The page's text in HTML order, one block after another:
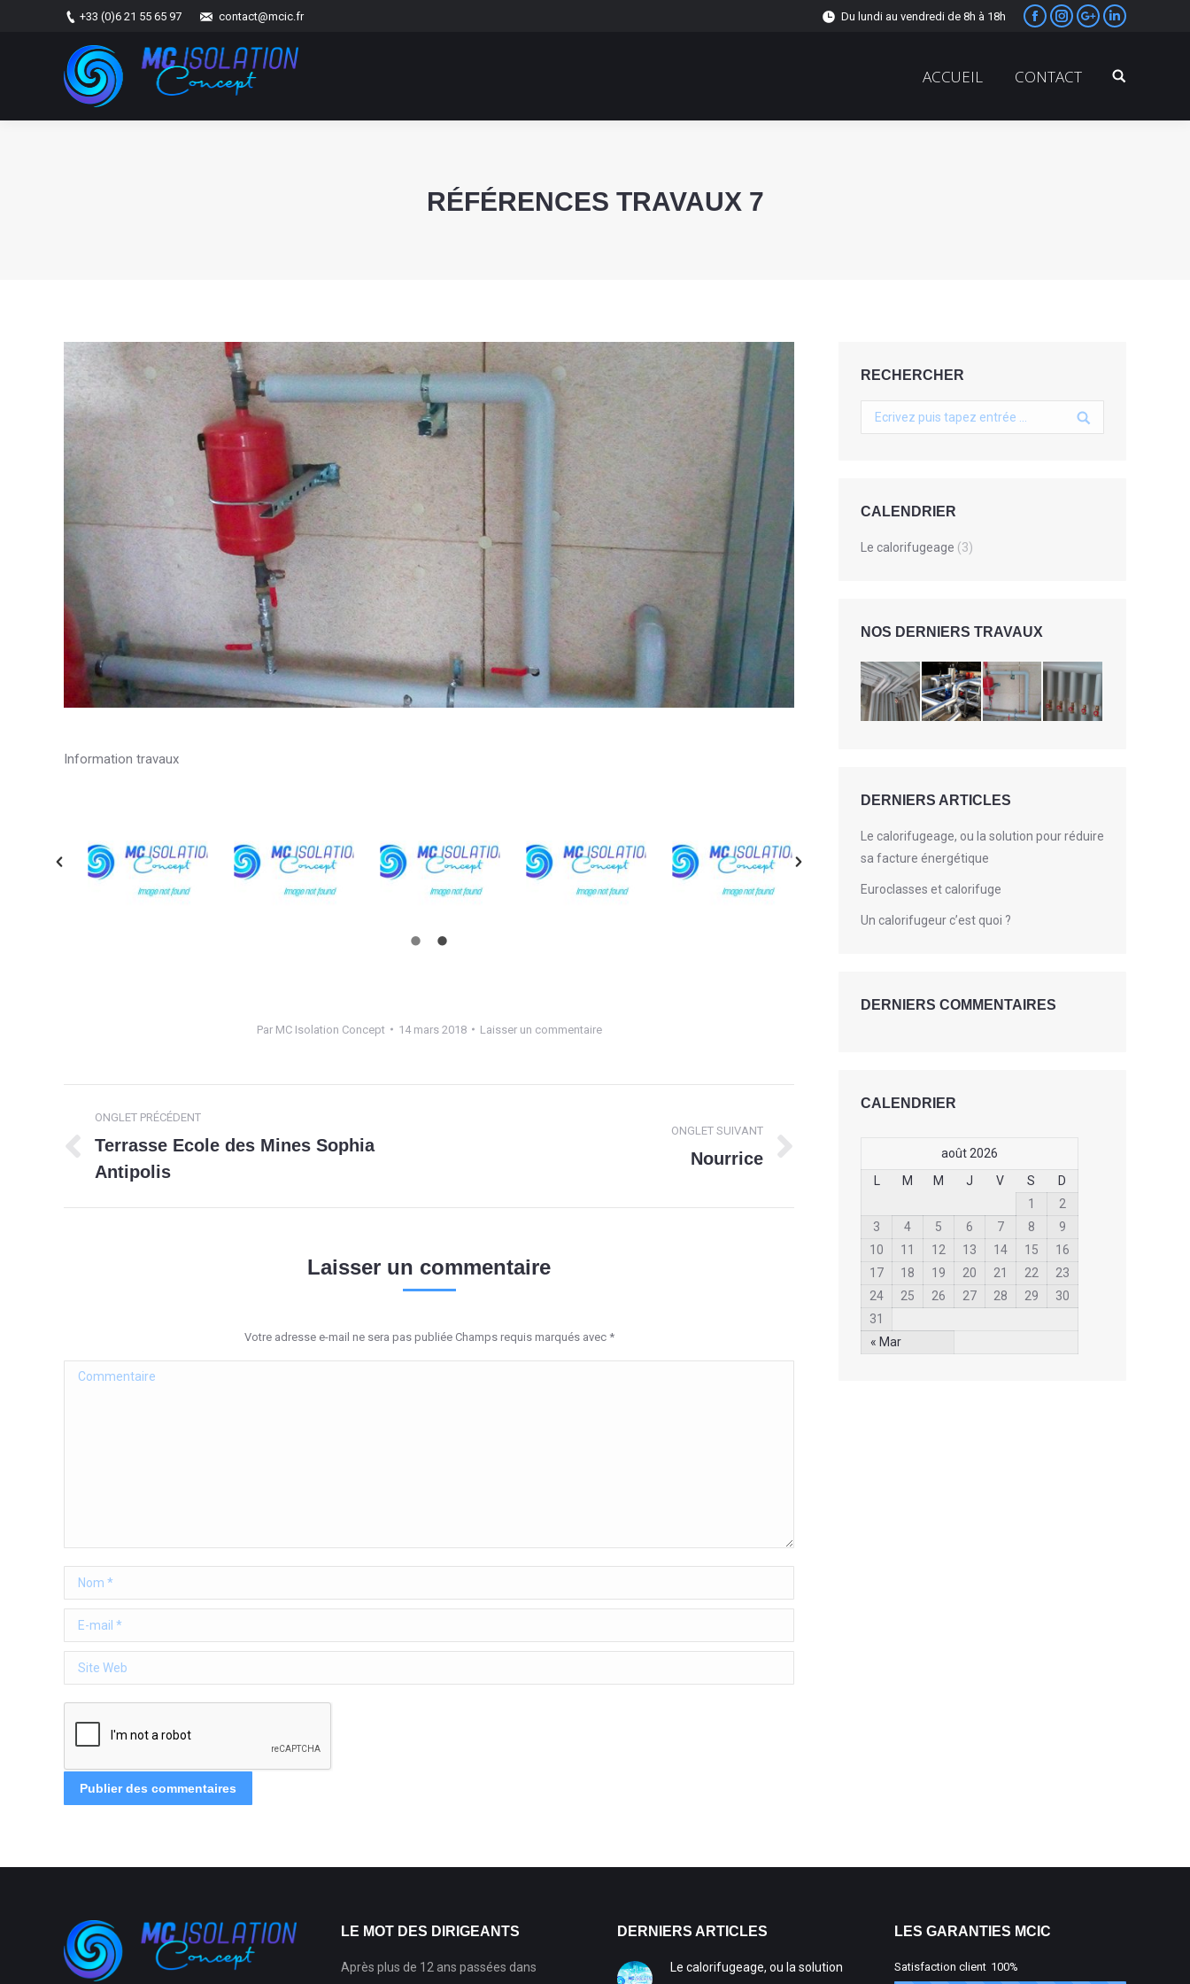
+33 (0)6 21 55 65 97 contact@mcic.fr Du lundi au vendredi de 8h à 18h Facebook
Instagram
Google+LinkedIn
ACCUEIL CONTACT Search:
RÉFÉRENCES TRAVAUX 7
Information travaux
Par MC Isolation Concept 14 mars 2018 Laisser un commentaire
Navigation
de
commentaire
ONGLET PRÉCÉDENT
Onglet
précédent
Terrasse Ecole des Mines Sophia
Antipolis
ONGLET SUIVANT
Nourrice
Laisser un commentaire
Votre adresse e-mail ne sera pas publiée Champs requis marqués avec *
Commentaire
Nom *
E-mail *
Site Web
Publier des commentaires
RECHERCHER
Search:
CALENDRIER
Le calorifugeage (3)
NOS DERNIERS TRAVAUX
DERNIERS ARTICLES
Le calorifugeage, ou la solution pour réduire
sa facture énergétique
Euroclasses et calorifuge
Un calorifugeur c’est quoi ?
DERNIERS COMMENTAIRES
CALENDRIER
août 2026
M M J V S D
« Mar
1
2
3
4 5 6 7 8
9
10
11 12 13 14 15
16
17
18 19 20 21 22
23
24
25 26 27 28 29
30
31
LE MOT DES DIRIGEANTS
Après plus de 12 ans passées dans
DERNIERS ARTICLES
Le calorifugeage, ou la solution
LES GARANTIES MCIC
Satisfaction client 100%